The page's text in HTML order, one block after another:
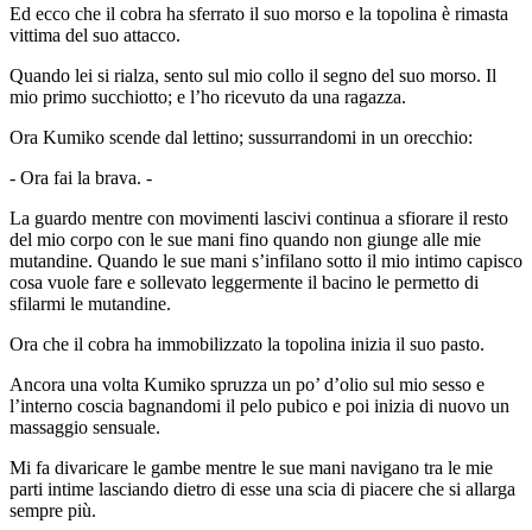
Ed ecco che il cobra ha sferrato il suo morso e la topolina è rimasta
vittima del suo attacco.
Quando lei si rialza, sento sul mio collo il segno del suo morso. Il
mio primo succhiotto; e l’ho ricevuto da una ragazza.
Ora Kumiko scende dal lettino; sussurrandomi in un orecchio:
- Ora fai la brava. -
La guardo mentre con movimenti lascivi continua a sfiorare il resto
del mio corpo con le sue mani fino quando non giunge alle mie
mutandine. Quando le sue mani s’infilano sotto il mio intimo capisco
cosa vuole fare e sollevato leggermente il bacino le permetto di
sfilarmi le mutandine.
Ora che il cobra ha immobilizzato la topolina inizia il suo pasto.
Ancora una volta Kumiko spruzza un po’ d’olio sul mio sesso e
l’interno coscia bagnandomi il pelo pubico e poi inizia di nuovo un
massaggio sensuale.
Mi fa divaricare le gambe mentre le sue mani navigano tra le mie
parti intime lasciando dietro di esse una scia di piacere che si allarga
sempre più.